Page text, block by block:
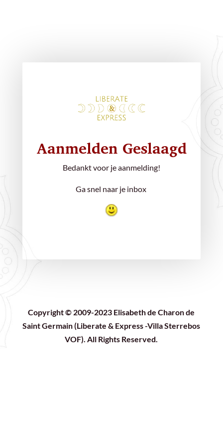
Aanmelden Geslaagd
Bedankt voor je aanmelding!
Ga snel naar je inbox
Copyright © 2009-2023 Elisabeth de Charon de
Saint Germain (Liberate & Express -Villa Sterrebos
VOF). All Rights Reserved.